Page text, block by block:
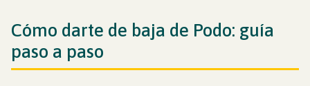
Cómo darte de baja de Podo: guía
paso a paso